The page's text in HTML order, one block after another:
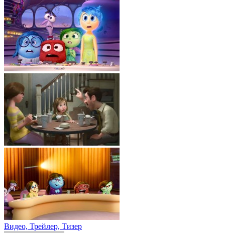
Видео, Трейлер, Тизер